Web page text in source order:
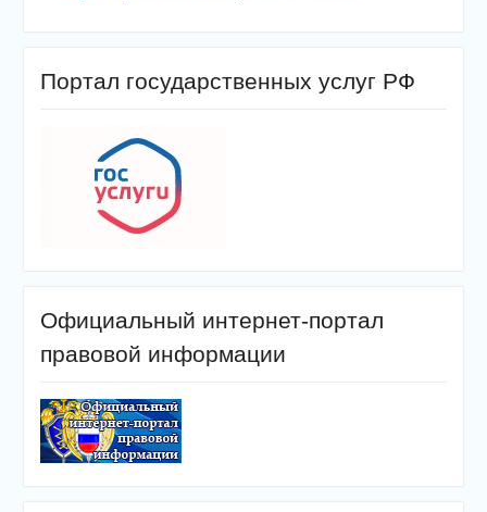
Портал государственных услуг РФ
Официальный интернет-портал
правовой информации